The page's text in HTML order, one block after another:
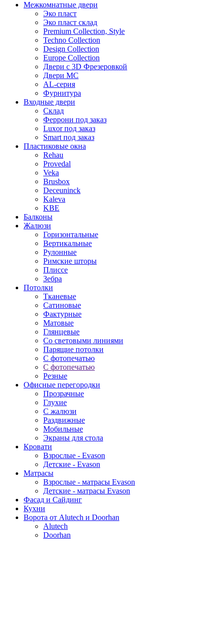
Межкомнатные двери
Эко пласт
Эко пласт склад
Premium Collection, Style
Techno Collection
Design Collection
Europe Collection
Двери с 3D Фрезеровкой
Двери МС
AL-серия
Фурнитура
Входные двери
Склад
Феррони под заказ
Luxor под заказ
Smart под заказ
Пластиковые окна
Rehau
Provedal
Veka
Brusbox
Deceuninck
Kaleva
KBE
Балконы
Жалюзи
Горизонтальные
Вертикальные
Рулонные
Римские шторы
Плиссе
Зебра
Потолки
Тканевые
Сатиновые
Фактурные
Матовые
Глянцевые
Со световыми линиями
Парящие потолки
С фотопечатью
С фотопечатью
Резные
Офисные перегородки
Прозрачные
Глухие
С жалюзи
Раздвижные
Мобильные
Экраны для стола
Кровати
Взрослые - Evason
Детские - Evason
Матрасы
Взрослые - матрасы Evason
Детские - матрасы Evason
Фасад и Сайдинг
Кухни
Ворота от Alutech и Doorhan
Alutech
Doorhan